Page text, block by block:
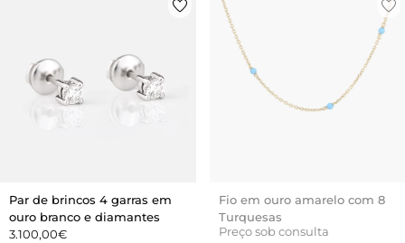
Par de brincos 4 garras em
ouro branco e diamantes
3.100,00€
Fio em ouro amarelo com 8
Turquesas
Preço sob consulta